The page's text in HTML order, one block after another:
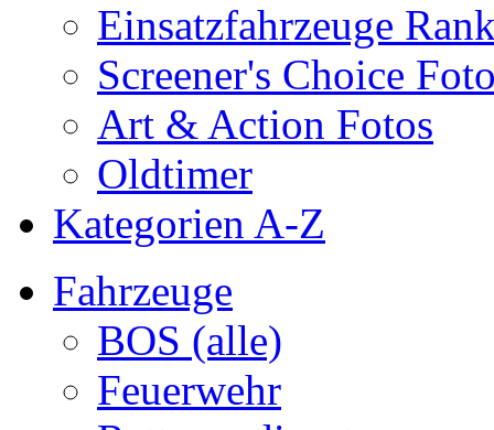
Einsatzfahrzeuge
Screener's Choice
Art & Action Fotos
Oldtimer
Kategorien A-Z
Fahrzeuge
BOS (alle)
Feuerwehr